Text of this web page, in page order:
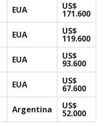
EUA US$
171.600
EUA US$
119.600
EUA US$
93.600
EUA US$
67.600
Argentina US$
52.000